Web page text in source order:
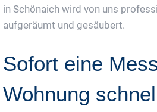
in Schönaich wird von uns
aufgeräumt und gesäubert.
Sofort eine
Wohnung